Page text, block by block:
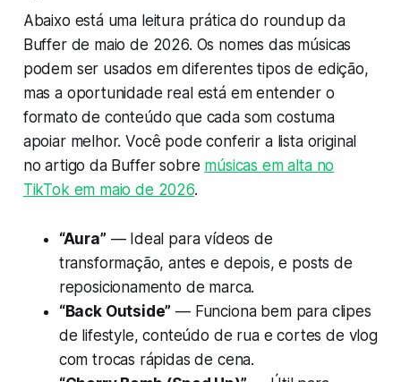
Abaixo está uma leitura prática do roundup da
Buffer de maio de 2026. Os nomes das músicas
podem ser usados em diferentes tipos de edição,
mas a oportunidade real está em entender o
formato de conteúdo que cada som costuma
apoiar melhor. Você pode conferir a lista original
no artigo da Buffer sobre músicas em alta no
TikTok em maio de 2026.
“Aura” — Ideal para vídeos de
transformação, antes e depois, e posts de
reposicionamento de marca.
“Back Outside” — Funciona bem para clipes
de lifestyle, conteúdo de rua e cortes de vlog
com trocas rápidas de cena.